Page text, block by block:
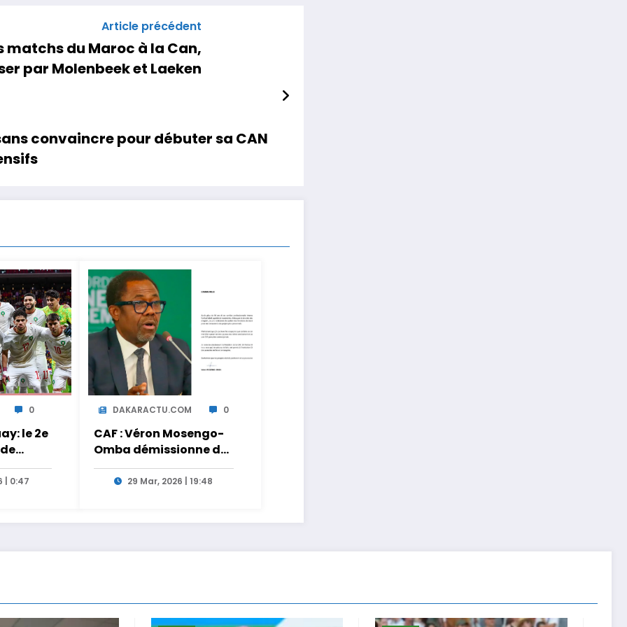
Article précédent
matchs du Maroc à la Can,
par Molenbeek et Laeken
convaincre pour débuter sa CAN
0
le 2e
sur
| 0:47
DAKARACTU.COM 0
CAF : Véron Mosengo-
Omba démissionne de
son poste de Secrétaire
Général29 Mar, 2026 | 19:48